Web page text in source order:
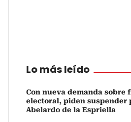
Lo más leído
Con nueva demanda sobre
electoral, piden suspender
Abelardo de la Espriella